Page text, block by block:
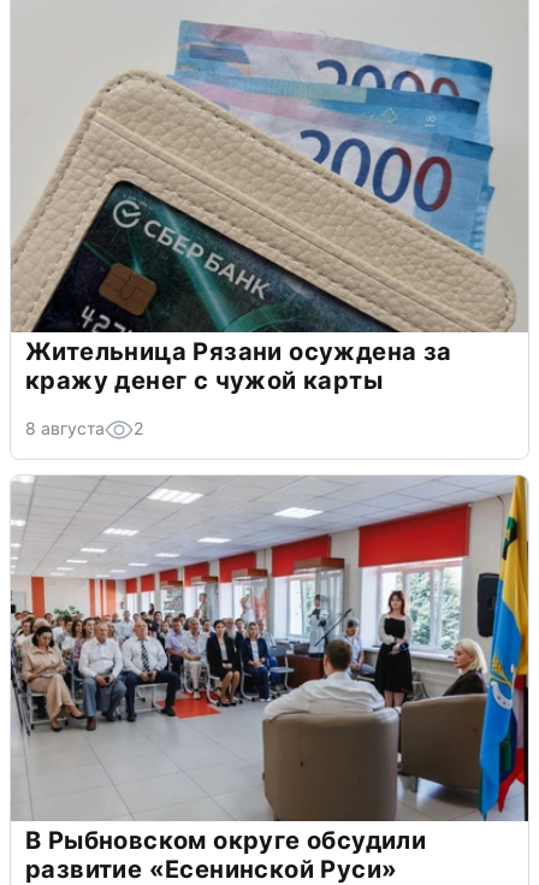
Жительница Рязани осуждена за
кражу денег с чужой карты
8 августа 2
В Рыбновском округе обсудили
развитие «Есенинской Руси»